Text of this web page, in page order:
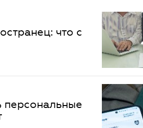
что с
персональные